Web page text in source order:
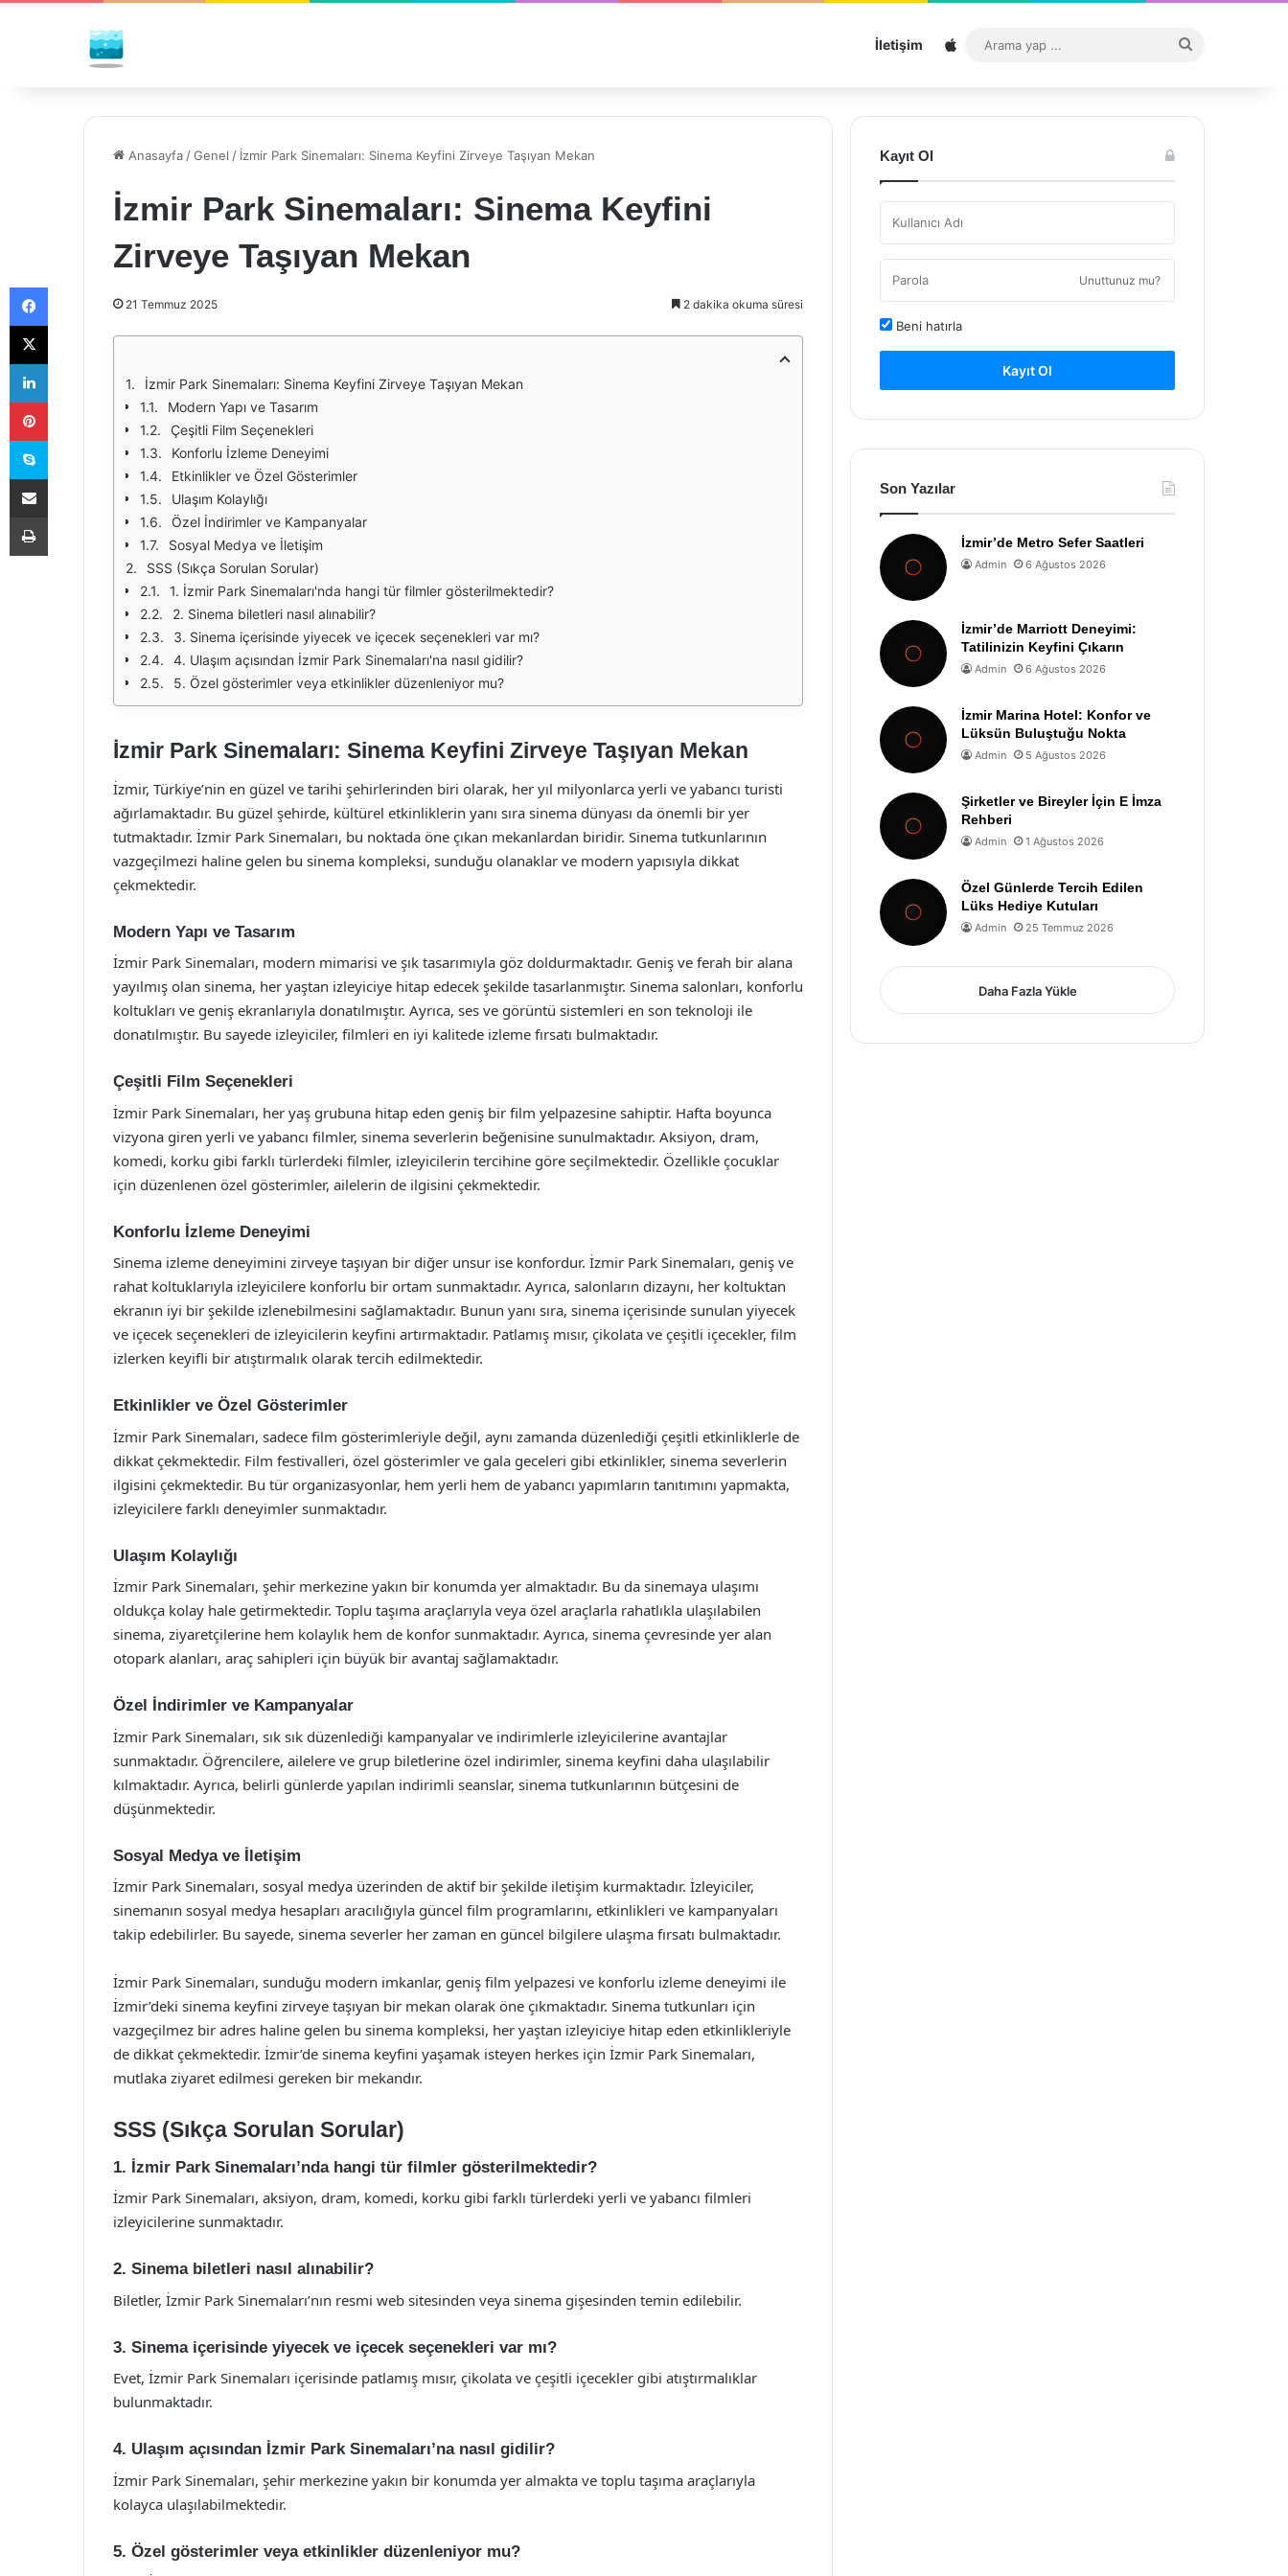
İletişim Sitemap
...
Anasayfa /Genel / İzmir Park Sinemaları: Sinema Keyfini Zirveye Taşıyan Mekan
İzmir Park Sinemaları: Sinema Keyfini
Zirveye Taşıyan Mekan
21 Temmuz 2025 2 dakika okuma süresi
İzmir Park Sinemaları: Sinema Keyfini Zirveye Taşıyan Mekan
Modern Yapı ve Tasarım
Çeşitli Film Seçenekleri
Konforlu İzleme Deneyimi
Etkinlikler ve Özel Gösterimler
Ulaşım Kolaylığı
Özel İndirimler ve Kampanyalar
Sosyal Medya ve İletişim
SSS (Sıkça Sorulan Sorular)
1. İzmir Park Sinemaları'nda hangi tür filmler gösterilmektedir?
2. Sinema biletleri nasıl alınabilir?
3. Sinema içerisinde yiyecek ve içecek seçenekleri var mı?
4. Ulaşım açısından İzmir Park Sinemaları'na nasıl gidilir?
5. Özel gösterimler veya etkinlikler düzenleniyor mu?
İzmir Park Sinemaları: Sinema Keyfini Zirveye Taşıyan Mekan
İzmir, Türkiye’nin en güzel ve tarihi şehirlerinden biri olarak, her yıl milyonlarca yerli ve yabancı turisti
ağırlamaktadır. Bu güzel şehirde, kültürel etkinliklerin yanı sıra sinema dünyası da önemli bir yer
tutmaktadır. İzmir Park Sinemaları, bu noktada öne çıkan mekanlardan biridir. Sinema tutkunlarının
vazgeçilmezi haline gelen bu sinema kompleksi, sunduğu olanaklar ve modern yapısıyla dikkat
çekmektedir.
Modern Yapı ve Tasarım
İzmir Park Sinemaları, modern mimarisi ve şık tasarımıyla göz doldurmaktadır. Geniş ve ferah bir alana
yayılmış olan sinema, her yaştan izleyiciye hitap edecek şekilde tasarlanmıştır. Sinema salonları, konforlu
koltukları ve geniş ekranlarıyla donatılmıştır. Ayrıca, ses ve görüntü sistemleri en son teknoloji ile
donatılmıştır. Bu sayede izleyiciler, filmleri en iyi kalitede izleme fırsatı bulmaktadır.
Çeşitli Film Seçenekleri
İzmir Park Sinemaları, her yaş grubuna hitap eden geniş bir film yelpazesine sahiptir. Hafta boyunca
vizyona giren yerli ve yabancı filmler, sinema severlerin beğenisine sunulmaktadır. Aksiyon, dram,
komedi, korku gibi farklı türlerdeki filmler, izleyicilerin tercihine göre seçilmektedir. Özellikle çocuklar
için düzenlenen özel gösterimler, ailelerin de ilgisini çekmektedir.
Konforlu İzleme Deneyimi
Sinema izleme deneyimini zirveye taşıyan bir diğer unsur ise konfordur. İzmir Park Sinemaları, geniş ve
rahat koltuklarıyla izleyicilere konforlu bir ortam sunmaktadır. Ayrıca, salonların dizaynı, her koltuktan
ekranın iyi bir şekilde izlenebilmesini sağlamaktadır. Bunun yanı sıra, sinema içerisinde sunulan yiyecek
ve içecek seçenekleri de izleyicilerin keyfini artırmaktadır. Patlamış mısır, çikolata ve çeşitli içecekler, film
izlerken keyifli bir atıştırmalık olarak tercih edilmektedir.
Etkinlikler ve Özel Gösterimler
İzmir Park Sinemaları, sadece film gösterimleriyle değil, aynı zamanda düzenlediği çeşitli etkinliklerle de
dikkat çekmektedir. Film festivalleri, özel gösterimler ve gala geceleri gibi etkinlikler, sinema severlerin
ilgisini çekmektedir. Bu tür organizasyonlar, hem yerli hem de yabancı yapımların tanıtımını yapmakta,
izleyicilere farklı deneyimler sunmaktadır.
Ulaşım Kolaylığı
İzmir Park Sinemaları, şehir merkezine yakın bir konumda yer almaktadır. Bu da sinemaya ulaşımı
oldukça kolay hale getirmektedir. Toplu taşıma araçlarıyla veya özel araçlarla rahatlıkla ulaşılabilen
sinema, ziyaretçilerine hem kolaylık hem de konfor sunmaktadır. Ayrıca, sinema çevresinde yer alan
otopark alanları, araç sahipleri için büyük bir avantaj sağlamaktadır.
Özel İndirimler ve Kampanyalar
İzmir Park Sinemaları, sık sık düzenlediği kampanyalar ve indirimlerle izleyicilerine avantajlar
sunmaktadır. Öğrencilere, ailelere ve grup biletlerine özel indirimler, sinema keyfini daha ulaşılabilir
kılmaktadır. Ayrıca, belirli günlerde yapılan indirimli seanslar, sinema tutkunlarının bütçesini de
düşünmektedir.
Sosyal Medya ve İletişim
İzmir Park Sinemaları, sosyal medya üzerinden de aktif bir şekilde iletişim kurmaktadır. İzleyiciler,
sinemanın sosyal medya hesapları aracılığıyla güncel film programlarını, etkinlikleri ve kampanyaları
takip edebilirler. Bu sayede, sinema severler her zaman en güncel bilgilere ulaşma fırsatı bulmaktadır.
İzmir Park Sinemaları, sunduğu modern imkanlar, geniş film yelpazesi ve konforlu izleme deneyimi ile
İzmir’deki sinema keyfini zirveye taşıyan bir mekan olarak öne çıkmaktadır. Sinema tutkunları için
vazgeçilmez bir adres haline gelen bu sinema kompleksi, her yaştan izleyiciye hitap eden etkinlikleriyle
de dikkat çekmektedir. İzmir’de sinema keyfini yaşamak isteyen herkes için İzmir Park Sinemaları,
mutlaka ziyaret edilmesi gereken bir mekandır.
SSS (Sıkça Sorulan Sorular)
1. İzmir Park Sinemaları’nda hangi tür filmler gösterilmektedir?
İzmir Park Sinemaları, aksiyon, dram, komedi, korku gibi farklı türlerdeki yerli ve yabancı filmleri
izleyicilerine sunmaktadır.
2. Sinema biletleri nasıl alınabilir?
Biletler, İzmir Park Sinemaları’nın resmi web sitesinden veya sinema gişesinden temin edilebilir.
3. Sinema içerisinde yiyecek ve içecek seçenekleri var mı?
Evet, İzmir Park Sinemaları içerisinde patlamış mısır, çikolata ve çeşitli içecekler gibi atıştırmalıklar
bulunmaktadır.
4. Ulaşım açısından İzmir Park Sinemaları’na nasıl gidilir?
İzmir Park Sinemaları, şehir merkezine yakın bir konumda yer almakta ve toplu taşıma araçlarıyla
kolayca ulaşılabilmektedir.
5. Özel gösterimler veya etkinlikler düzenleniyor mu?
Kayıt Ol
Unuttunuz mu?
Beni hatırla
Kayıt Ol
Son Yazılar
İzmir’de Metro Sefer Saatleri
Admin 6 Ağustos 2026
İzmir’de Marriott Deneyimi:
Tatilinizin Keyfini Çıkarın
Admin 6 Ağustos 2026
İzmir Marina Hotel: Konfor ve
Lüksün Buluştuğu Nokta
Admin 5 Ağustos 2026
Şirketler ve Bireyler İçin E İmza
Rehberi
Admin 1 Ağustos 2026
Özel Günlerde Tercih Edilen
Lüks Hediye Kutuları
Admin 25 Temmuz 2026
Daha Fazla Yükle
Facebook
X
LinkedIn
Pinterest
Skype
E-Posta ile paylaş